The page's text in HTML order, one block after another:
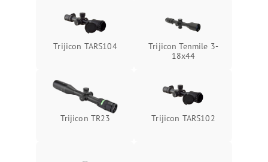
Trijicon TARS104
Trijicon Tenmile 3-
18x44
Trijicon TR23 Trijicon TARS102